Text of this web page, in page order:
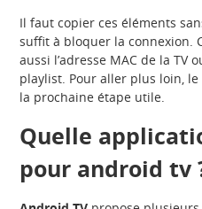
Il faut copier ces éléments
suffit à bloquer la connexion.
aussi l’adresse MAC de la TV
playlist. Pour aller plus loin,
la prochaine étape utile.
Quelle
pour android tv